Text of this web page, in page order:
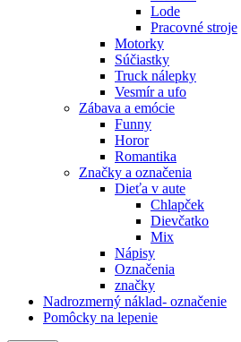
Lode
Pracovné stroje
Motorky
Súčiastky
Truck nálepky
Vesmír a ufo
Zábava a emócie
Funny
Horor
Romantika
Značky a označenia
Dieťa v aute
Chlapček
Dievčatko
Mix
Nápisy
Označenia
značky
Nadrozmerný náklad- označenie
Pomôcky na lepenie